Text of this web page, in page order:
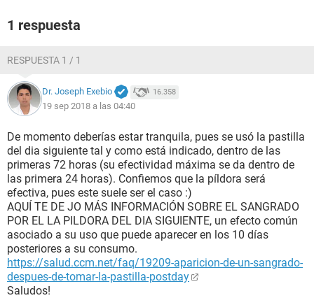
1 respuesta
RESPUESTA 1 / 1
Dr. Joseph Exebio 16.358
19 sep 2018 a las 04:40
De momento deberías estar tranquila, pues se usó la pastilla
del dia siguiente tal y como está indicado, dentro de las
primeras 72 horas (su efectividad máxima se da dentro de
las primera 24 horas). Confiemos que la píldora será
efectiva, pues este suele ser el caso :)
AQUÍ TE DE JO MÁS INFORMACIÓN SOBRE EL SANGRADO
POR EL LA PILDORA DEL DIA SIGUIENTE, un efecto común
asociado a su uso que puede aparecer en los 10 días
posteriores a su consumo.
https://salud.ccm.net/faq/19209-aparicion-de-un-sangrado-
despues-de-tomar-la-pastilla-postday
Saludos!